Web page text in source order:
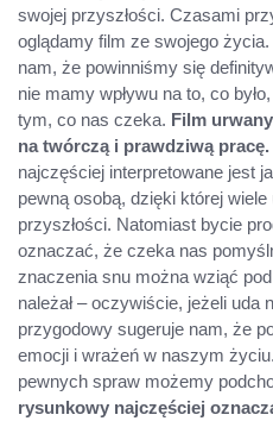
swojej przyszłości. Czasami
oglądamy film ze swojego
nam, że powinniśmy się
nie mamy wpływu na to, co
tym, co nas czeka. Film
na twórczą i prawdziwą pracę.
najczęściej interpretowane jest
pewną osobą, dzięki której
przyszłości. Natomiast bycie
oznaczać, że czeka nas
znaczenia snu można wziąć
należał – oczywiście, jeżeli uda
przygodowy sugeruje nam, że
emocji i wrażeń w naszym
pewnych spraw możemy
rysunkowy najczęściej